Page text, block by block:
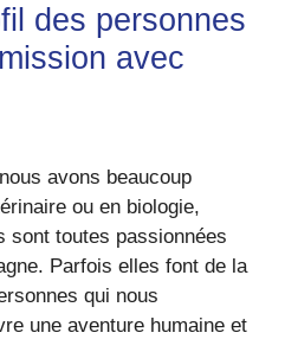
des personnes
avec
avons beaucoup
ou en biologie,
sont toutes passionnées
Parfois elles font de la
qui nous
une aventure humaine et